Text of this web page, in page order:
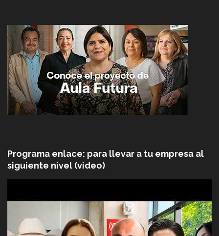
Programa enlace: para llevar a tu empresa al
siguiente nivel (video)